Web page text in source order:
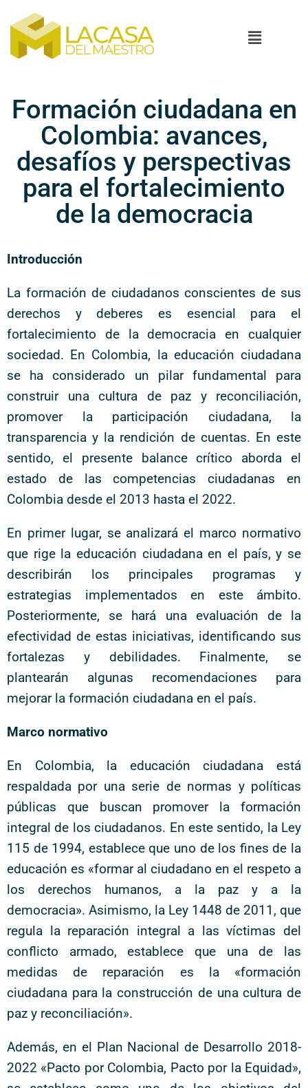
Formación ciudadana en
Colombia: avances,
desafíos y perspectivas
para el fortalecimiento
de la democracia
Introducción
La formación de ciudadanos conscientes de sus
derechos y deberes es esencial para el
fortalecimiento de la democracia en cualquier
sociedad. En Colombia, la educación ciudadana
se ha considerado un pilar fundamental para
construir una cultura de paz y reconciliación,
promover la participación ciudadana, la
transparencia y la rendición de cuentas. En este
sentido, el presente balance crítico aborda el
estado de las competencias ciudadanas en
Colombia desde el 2013 hasta el 2022.
En primer lugar, se analizará el marco normativo
que rige la educación ciudadana en el país, y se
describirán los principales programas y
estrategias implementados en este ámbito.
Posteriormente, se hará una evaluación de la
efectividad de estas iniciativas, identificando sus
fortalezas y debilidades. Finalmente, se
plantearán algunas recomendaciones para
mejorar la formación ciudadana en el país.
Marco normativo
En Colombia, la educación ciudadana está
respaldada por una serie de normas y políticas
públicas que buscan promover la formación
integral de los ciudadanos. En este sentido, la Ley
115 de 1994, establece que uno de los fines de la
educación es «formar al ciudadano en el respeto a
los derechos humanos, a la paz y a la
democracia». Asimismo, la Ley 1448 de 2011, que
regula la reparación integral a las víctimas del
conflicto armado, establece que una de las
medidas de reparación es la «formación
ciudadana para la construcción de una cultura de
paz y reconciliación».
Además, en el Plan Nacional de Desarrollo 2018-
2022 «Pacto por Colombia, Pacto por la Equidad»,